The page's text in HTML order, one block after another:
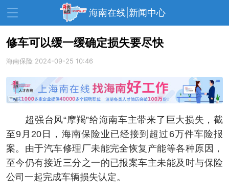
海南在线|新闻中心
资讯中心 热点
文体 财经
教育 健康 房产
家装 交通 美食
生活 演出 活动
展会 走读海南 周末去哪儿
修车可以缓一缓确定损失要尽快
海南保险 2024-09-25 10:46
超强台风“摩羯”给海南车主带来了巨大损失，截
至9月20日，海南保险业已经接到超过6万件车险报
案。由于汽车修理厂未能完全恢复产能等各种原因，
至今仍有接近三分之一的已报案车主未能及时与保险
公司一起完成车辆损失认定。